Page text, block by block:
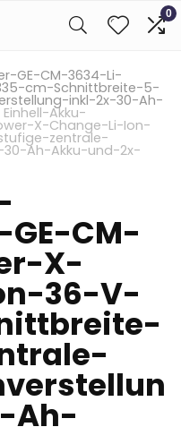
0
GE-CM-3634-Li-
cm-Schnittbreite-5-
inkl-2x-30-Ah-
Einhell-Akku-
X-Change-Li-Ion-
zentrale-
30-Ah-Akku-und-2x-
CM-
X-
36-V-
Ah-